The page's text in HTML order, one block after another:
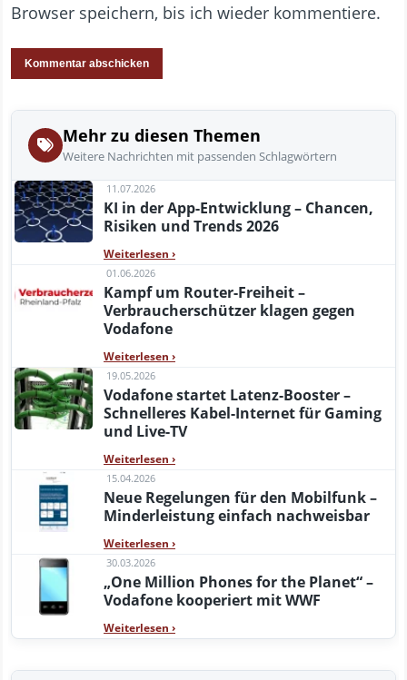
Browser speichern, bis ich wieder kommentiere.
Mehr zu diesen Themen
Weitere Nachrichten mit passenden Schlagwörtern
11.07.2026
KI in der App-Entwicklung – Chancen,
Risiken und Trends 2026
Weiterlesen ›
01.06.2026
Kampf um Router-Freiheit –
Verbraucherschützer klagen gegen
Vodafone
Weiterlesen ›
19.05.2026
Vodafone startet Latenz-Booster –
Schnelleres Kabel-Internet für Gaming
und Live-TV
Weiterlesen ›
15.04.2026
Neue Regelungen für den Mobilfunk –
Minderleistung einfach nachweisbar
Weiterlesen ›
30.03.2026
„One Million Phones for the Planet“ –
Vodafone kooperiert mit WWF
Weiterlesen ›